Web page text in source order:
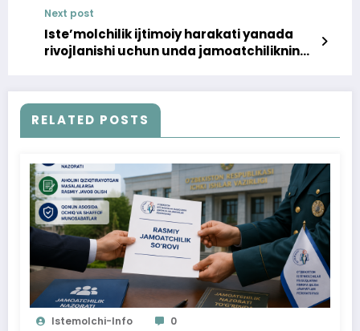
Next post
Iste’molchilik ijtimoiy harakati yanada
rivojlanishi uchun unda jamoatchilikning
RELATED POSTS
Istemolchi-Info 0